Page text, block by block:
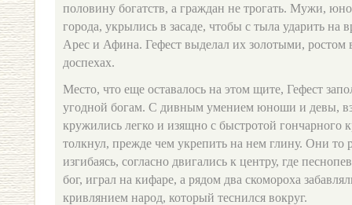
половину богатств, а граждан не трогать. Мужи,
города, укрылись в засаде, чтобы с тыла ударить на
Арес и Афина. Гефест выделал их золотыми,
доспехах.
Место, что еще оставалось на этом щите, Гефест
угодной богам. С дивным умением юноши и девы,
кружились легко и изящно с быстротой гончарного
толкнул, прежде чем укрепить на нем глину. Они то
изгибаясь, согласно двигались к центру, где
бог, играл на кифаре, а рядом два скомороха
кривлянием народ, который теснился вокруг.